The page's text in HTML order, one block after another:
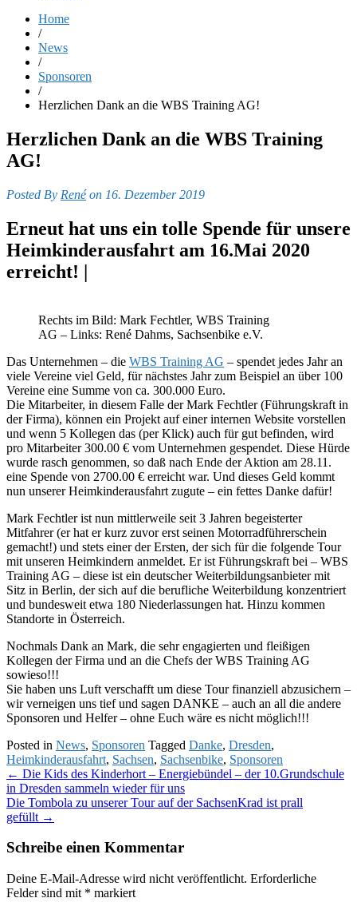
Home
/
News
/
Sponsoren
/
Herzlichen Dank an die WBS Training AG!
Herzlichen Dank an die WBS Training
AG!
Posted By Renéon 16. Dezember 2019
Erneut hat uns ein tolle Spende für unsere
Heimkinderausfahrt am 16.Mai 2020
erreicht! |
Rechts im Bild: Mark Fechtler, WBS Training
AG – Links: René Dahms, Sachsenbike e.V.
Das Unternehmen – die WBS Training AG – spendet jedes Jahr an
viele Vereine viel Geld, für nächstes Jahr zum Beispiel an über 100
Vereine eine Summe von ca. 300.000 Euro.
Die Mitarbeiter, in diesem Falle der Mark Fechtler (Führungskraft in
der Firma), können ein Projekt auf einer internen Website vorstellen
und wenn 5 Kollegen das (per Klick) auch für gut befinden, wird
pro Mitarbeiter 300.00 € vom Unternehmen gespendet. Diese Hürde
wurde rasch genommen, so daß nach Ende der Aktion am 28.11.
eine Spende von 2700.00 € erreicht war. Und dieses Geld kommt
nun unserer Heimkinderausfahrt zugute – ein fettes Danke dafür!
Mark Fechtler ist nun mittlerweile seit 3 Jahren begeisterter
Mitfahrer (er hat er kurz zuvor erst seinen Motorradführerschein
gemacht!) und stets einer der Ersten, der sich für die folgende Tour
mit unseren Heimkindern anmeldet. Er ist Führungskraft bei – WBS
Training AG – diese ist ein deutscher Weiterbildungsanbieter mit
Sitz in Berlin, der sich auf die berufliche Weiterbildung konzentriert
und bundesweit etwa 180 Niederlassungen hat. Hinzu kommen
Standorte in Österreich.
Nochmals Dank an Mark, die sehr engagierten und fleißigen
Kollegen der Firma und an die Chefs der WBS Training AG
sowieso!!!
Sie haben uns Luft verschafft um diese Tour finanziell abzusichern –
wir verneigen uns tief und sagen DANKE – auch an all die andere
Sponsoren und Helfer – ohne Euch wäre es nicht möglich!!!
Posted in News, Sponsoren Tagged Danke, Dresden,
Heimkinderausfahrt, Sachsen, Sachsenbike, Sponsoren
Post
navigation
← Die Kids des Kinderhort – Energiebündel – der 10.Grundschule
in Dresden sammeln wieder für uns
Die Tombola zu unserer Tour auf der SachsenKrad ist prall
gefüllt →
Schreibe einen Kommentar
Deine E-Mail-Adresse wird nicht veröffentlicht. Erforderliche
Felder sind mit * markiert